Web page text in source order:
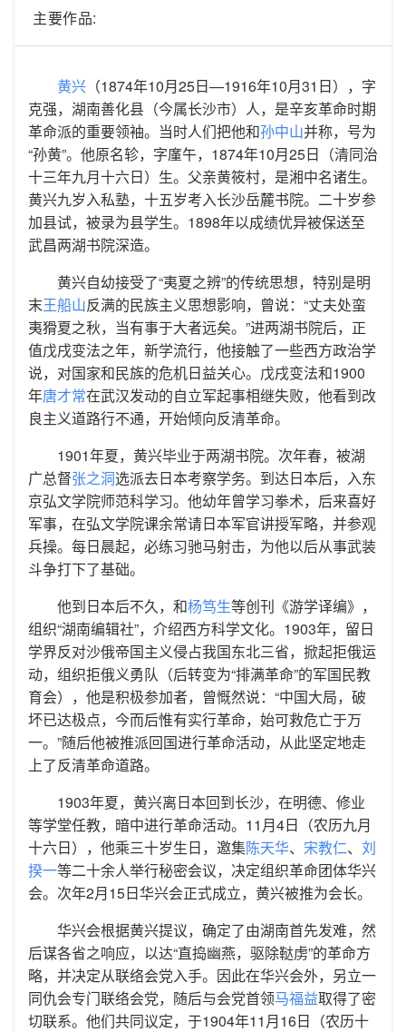
主要作品:
黄兴 （1874年10月25日—1916年10月31日），字
克强，湖南善化县（今属长沙市）人，是辛亥革命时期
革命派的重要领袖。当时人们把他和孙中山并称，号为
“孙黄”。他原名轸，字廑午，1874年10月25日（清同治
十三年九月十六日）生。父亲黄筱村，是湘中名诸生。
黄兴九岁入私塾，十五岁考入长沙岳麓书院。二十岁参
加县试，被录为县学生。1898年以成绩优异被保送至
武昌两湖书院深造。
黄兴自幼接受了“夷夏之辨”的传统思想，特别是明
末王船山反满的民族主义思想影响，曾说：“丈夫处蛮
夷猾夏之秋，当有事于大者远矣。”进两湖书院后，正
值戊戌变法之年，新学流行，他接触了一些西方政治学
说，对国家和民族的危机日益关心。戊戌变法和1900
年唐才常在武汉发动的自立军起事相继失败，他看到改
良主义道路行不通，开始倾向反清革命。
1901年夏，黄兴毕业于两湖书院。次年春，被湖
广总督张之洞选派去日本考察学务。到达日本后，入东
京弘文学院师范科学习。他幼年曾学习拳术，后来喜好
军事，在弘文学院课余常请日本军官讲授军略，并参观
兵操。每日晨起，必练习驰马射击，为他以后从事武装
斗争打下了基础。
他到日本后不久，和杨笃生等创刊《游学译编》，
组织“湖南编辑社”，介绍西方科学文化。1903年，留日
学界反对沙俄帝国主义侵占我国东北三省，掀起拒俄运
动，组织拒俄义勇队（后转变为“排满革命”的军国民教
育会），他是积极参加者，曾慨然说：“中国大局，破
坏已达极点，今而后惟有实行革命，始可救危亡于万
一。”随后他被推派回国进行革命活动，从此坚定地走
上了反清革命道路。
1903年夏，黄兴离日本回到长沙，在明德、修业
等学堂任教，暗中进行革命活动。11月4日（农历九月
十六日），他乘三十岁生日，邀集陈天华、 宋教仁、 刘
揆一等二十余人举行秘密会议，决定组织革命团体华兴
会。次年2月15日华兴会正式成立，黄兴被推为会长。
华兴会根据黄兴提议，确定了由湖南首先发难，然
后谋各省之响应，以达“直捣幽燕，驱除鞑虏”的革命方
略，并决定从联络会党入手。因此在华兴会外，另立一
同仇会专门联络会党，随后与会党首领马福益取得了密
切联系。他们共同议定，于1904年11月16日（农历十